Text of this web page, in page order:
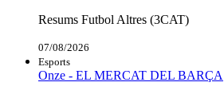
Resums Futbol Altres (3CAT)
07/08/2026
Esports
Onze - EL MERCAT DEL BARÇA